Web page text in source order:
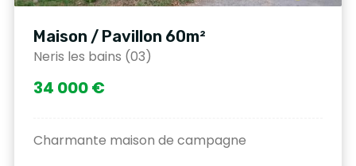
Maison / Pavillon 60m²
Neris les bains (03)
34 000 €
Charmante maison de campagne